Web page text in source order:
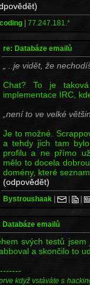
| 77.247.181.*
re: Databáze emailů
..je vidět, že
Chat? To je
implementace IRC,
není to ve velké
Je to možné.
a tehdy jich tam
profilu a ne přímo
mělo to docela
domény, které
(odpovědět)
Bystroushaak | | |
Databáze emailů
svých testů
a skončilo to
když vstáváte s